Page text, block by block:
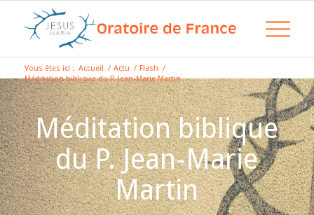
Vous êtes ici : Accueil / Actu / Flash /
Méditation biblique du P. Jean-Marie Martin
Méditation biblique
du P. Jean-Marie
Martin